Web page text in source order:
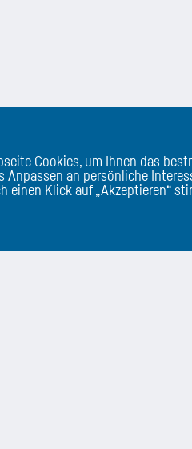
Cookies, um Ihnen das
Anpassen an persönliche
einen Klick auf „Akzeptieren“